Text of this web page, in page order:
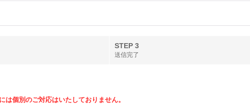
STEP 3
送信完了
は個別のご対応はいたしておりません。